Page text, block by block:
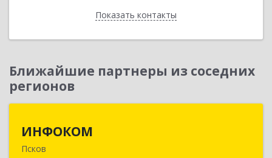
Показать контакты
Назад
Ближайшие партнеры из соседних
регионов
ИНФОКОМ
Псков180000, Псковская обл, Псков г, Советская ул,